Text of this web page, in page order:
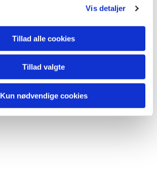
Vis detaljer
Tillad alle cookies
Tillad valgte
Kun nødvendige cookies